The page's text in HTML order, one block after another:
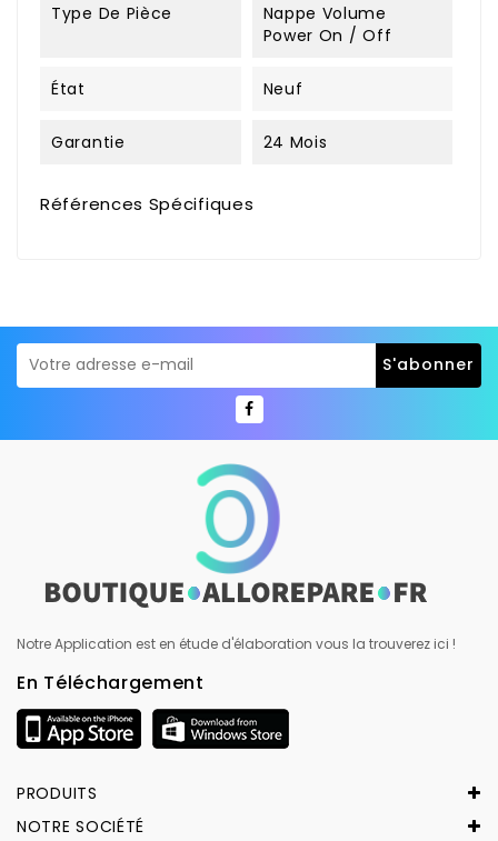
Type De Pièce
Nappe Volume
Power On / Off
État Neuf
Garantie 24 Mois
Références Spécifiques
Notre Application est en étude d'élaboration vous la trouverez ici !
En Téléchargement
PRODUITS
NOTRE SOCIÉTÉ